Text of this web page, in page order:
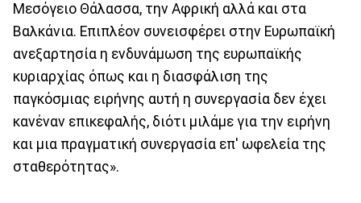
Μεσόγειο Θάλασσα, την Αφρική αλλά και στα
Βαλκάνια. Επιπλέον συνεισφέρει στην Ευρωπαϊκή
ανεξαρτησία η ενδυνάμωση της ευρωπαϊκής
κυριαρχίας όπως και η διασφάλιση της
παγκόσμιας ειρήνης αυτή η συνεργασία δεν έχει
κανέναν επικεφαλής, διότι μιλάμε για την ειρήνη
και μια πραγματική συνεργασία επ' ωφελεία της
σταθερότητας».